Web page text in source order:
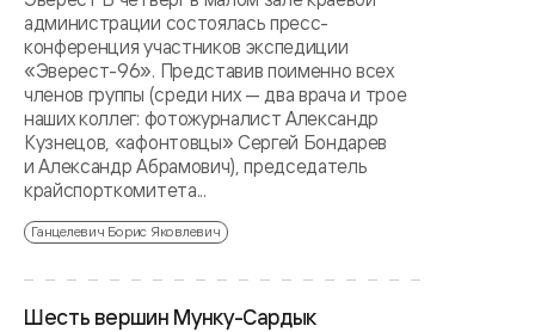
администрации состоялась пресс-
конференция участников экспедиции
«Эверест-96». Представив поименно всех
членов группы (среди них — два врача и трое
наших коллег: фотожурналист Александр
Кузнецов, «афонтовцы» Сергей Бондарев
и Александр Абрамович), председатель
крайспорткомитета...
Ганцелевич Борис Яковлевич
Шесть вершин Мунку-Сардык